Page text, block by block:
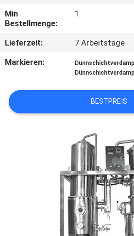
ÜBER
UNS
FABRIK-
VERBINDUNG
Min
Bestellmenge:
1
Lieferzeit:
7 Arbeitstage
Markieren:
BESTPREIS